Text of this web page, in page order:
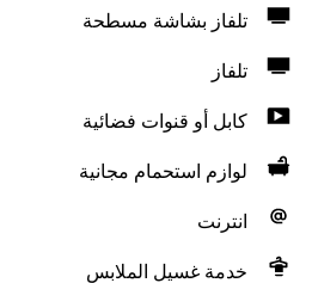
تلفاز بشاشة مسطحة
تلفاز
كابل أو قنوات فضائية
لوازم استحمام مجانية
انترنت
خدمة غسيل الملابس